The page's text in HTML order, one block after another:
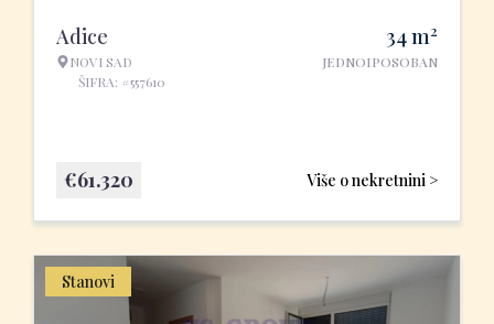
Adice
NOVI SAD
ŠIFRA: #557610
34m2
JEDNOIPOSOBAN
Više o nekretnini >
€61.320
Stanovi